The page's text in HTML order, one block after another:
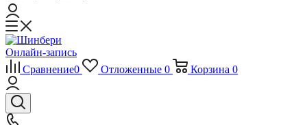
Онлайн-запись
Сравнение0 Отложенные 0 Корзина 0